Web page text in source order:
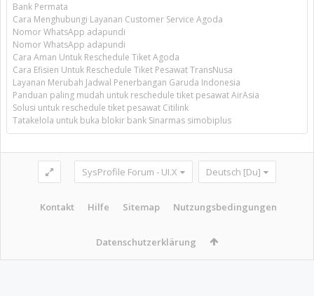
Bank Permata
Cara Menghubungi Layanan Customer Service Agoda
Nomor WhatsApp adapundi
Nomor WhatsApp adapundi
Cara Aman Untuk Reschedule Tiket Agoda
Cara Efisien Untuk Reschedule Tiket Pesawat TransNusa
Layanan Merubah Jadwal Penerbangan Garuda Indonesia
Panduan paling mudah untuk reschedule tiket pesawat AirAsia
Solusi untuk reschedule tiket pesawat Citilink
Tatakelola untuk buka blokir bank Sinarmas simobiplus
SysProfile Forum - UI.X Deutsch [Du]
Kontakt Hilfe Sitemap Nutzungsbedingungen
Datenschutzerklärung